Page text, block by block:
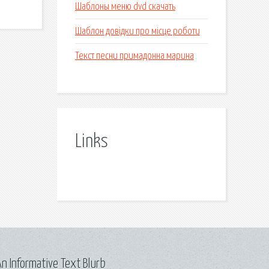
Шаблоны меню dvd скачать
Шаблон довідки про місце роботи
Текст песни примадонна марина
Links
Informative Text Blurb